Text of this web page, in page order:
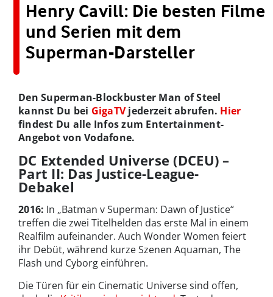
Henry Cavill: Die besten Filme
und Serien mit dem
Superman-Darsteller
Den Superman-Blockbuster Man of Steel
kannst Du bei GigaTVjederzeit abrufen. Hier
findest Du alle Infos zum Entertainment-
Angebot von Vodafone.
DC Extended Universe (DCEU) –
Part II: Das Justice-League-
Debakel
2016: In „Batman v Superman: Dawn of Justice“
treffen die zwei Titelhelden das erste Mal in einem
Realfilm aufeinander. Auch Wonder Women feiert
ihr Debüt, während kurze Szenen Aquaman, The
Flash und Cyborg einführen.
Die Türen für ein Cinematic Universe sind offen,